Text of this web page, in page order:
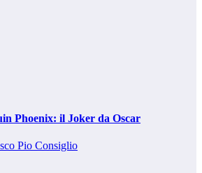
Phoenix: il Joker da Oscar
Pio Consiglio